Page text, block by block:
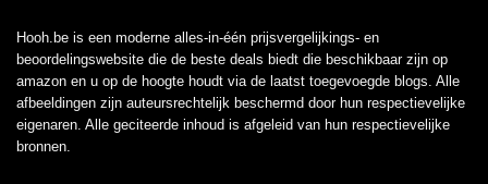
Hooh.be is een moderne alles-in-één prijsvergelijkings- en
beoordelingswebsite die de beste deals biedt die beschikbaar zijn op
amazon en u op de hoogte houdt via de laatst toegevoegde blogs. Alle
afbeeldingen zijn auteursrechtelijk beschermd door hun respectievelijke
eigenaren. Alle geciteerde inhoud is afgeleid van hun respectievelijke
bronnen.